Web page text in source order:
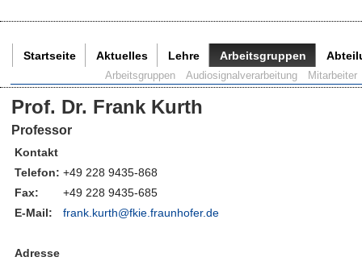
Startseite Aktuelles Lehre Arbeitsgruppen
Arbeitsgruppen Audiosignalverarbeitung Mitarbeiter
Prof. Dr. Frank Kurth
Professor
Kontakt
Telefon: +49 228 9435-868
Fax:
+49 228 9435-685
E-Mail:
frank.kurth@fkie.fraunhofer.de
Adresse